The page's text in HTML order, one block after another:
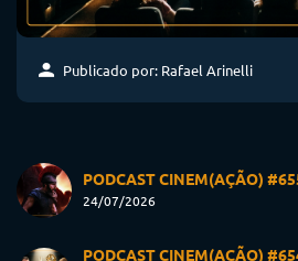
Publicado por: Rafael Arinelli
PODCAST CINEM(AÇÃO)
24/07/2026
PODCAST CINEM(AÇÃO)